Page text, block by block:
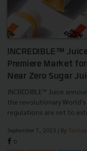
INCREDIBLE™
Premiere Market
Near Zero Sugar
INCREDIBLE™ Juice
the revolutionary World's
regulations are set to
September 7, 2023 | By
0